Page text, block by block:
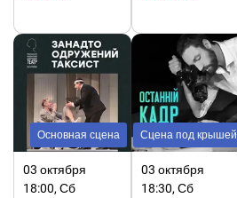
Основная сцена
03 октября
18:00, Сб
Сцена под крышей
03 октября
18:30, Сб